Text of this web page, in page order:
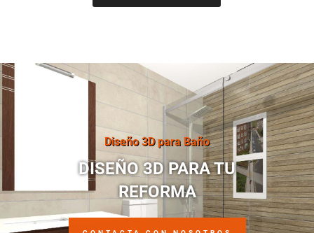
Diseño 3D para Baño
DISEÑO 3D PARA TU
REFORMA